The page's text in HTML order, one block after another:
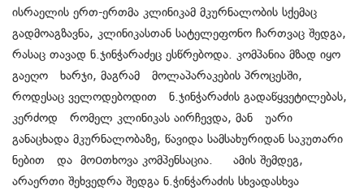
ისრაელის ერთ-ერთმა კლინიკამ მკურნალობის სქემაც
გადმოაგზავნა, კლინიკასთან სატელეფონო ჩართვაც შედგა,
რასაც თავად ნ.ჯინჭარაძეც ესწრებოდა. კომპანია მზად იყო
გაეღო ხარჯი, მაგრამ მოლაპარაკების პროცესში,
როდესაც ველოდებოდით ნ.ჯინჭარაძის გადაწყვეტილებას,
კერძოდ რომელ კლინიკას აირჩევდა, მან უარი
განაცხადა მკურნალობაზე, წავიდა სამსახურიდან საკუთარი
ნებით და მოoთხოვა კომპენსაცია. ამის შემდეგ,
არაერთი შეხვედრა შედგა ნ.ჭინჭარაძის სხვადასხვა